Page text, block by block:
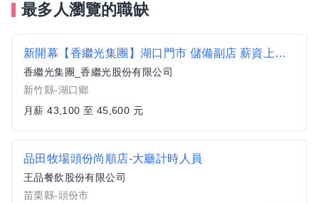
最多人瀏覽的職缺
新開幕【香繼光集團】湖口門市 儲備副店 薪資上看45600元起 獎金另計 月休8-10天 一段班
香繼光集團_香繼光股份有限公司
新竹縣-湖口鄉
月薪 43,100 至 45,600 元
品田牧場頭份尚順店-大廳計時人員
王品餐飲股份有限公司
苗栗縣-頭份市